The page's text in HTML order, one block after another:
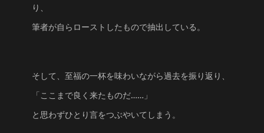
り、
筆者が自らローストしたもので抽出している。
そして、至福の一杯を味わいながら過去を振り返り、
「ここまで良く来たものだ……」
と思わずひとり言をつぶやいてしまう。